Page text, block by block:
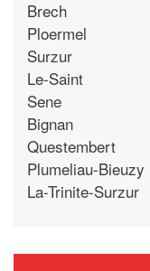
Brech
Ploermel
Surzur
Le-Saint
Sene
Bignan
Questembert
Plumeliau-Bieuzy
La-Trinite-Surzur